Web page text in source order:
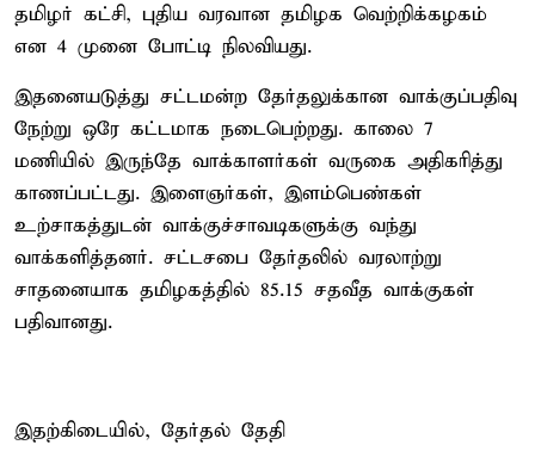
தமிழர் கட்சி, புதிய வரவான தமிழக வெற்றிக்கழகம்
என 4 முனை போட்டி நிலவியது.
இதனையடுத்து சட்டமன்ற தேர்தலுக்கான வாக்குப்பதிவு
நேற்று ஒரே கட்டமாக நடைபெற்றது. காலை 7
மணியில் இருந்தே வாக்காளர்கள் வருகை அதிகரித்து
காணப்பட்டது. இளைஞர்கள், இளம்பெண்கள்
உற்சாகத்துடன் வாக்குச்சாவடிகளுக்கு வந்து
வாக்களித்தனர். சட்டசபை தேர்தலில் வரலாற்று
சாதனையாக தமிழகத்தில் 85.15 சதவீத வாக்குகள்
பதிவானது.
இதற்கிடையில், தேர்தல் தேதி